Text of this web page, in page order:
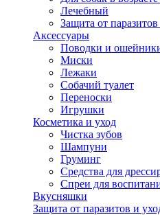
Лечебный
Защита от
Аксессуары
Поводки и
Миски
Лежаки
Собачий туалет
Переноски
Игрушки
Косметика и уход
Чистка зубов
Шампуни
Груминг
Средства для
Спреи для
Вкусняшки
Защита от паразитов и